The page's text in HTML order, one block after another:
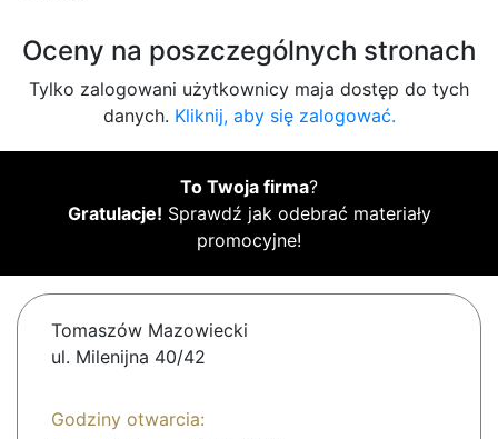
Oceny na poszczególnych stronach
Tylko zalogowani użytkownicy maja dostęp do tych
danych. Kliknij, aby się zalogować.
To Twoja firma?
Gratulacje! Sprawdź jak odebrać materiały
promocyjne!
Tomaszów Mazowiecki
ul. Milenijna 40/42
Godziny otwarcia: